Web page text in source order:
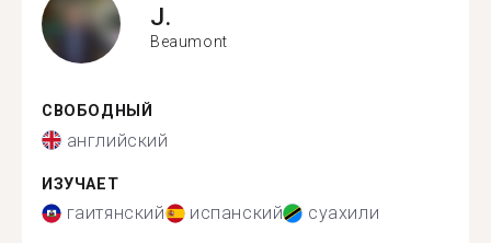
J.
Beaumont
СВОБОДНЫЙ
английский
ИЗУЧАЕТ
гаитянский испанский суахили